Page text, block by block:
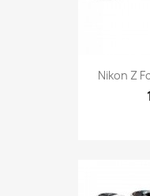
Nikon Z